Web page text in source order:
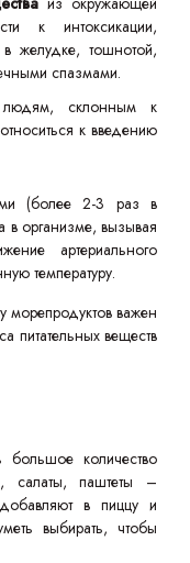
к интоксикации,
желудке, тошнотой,
спазмами.
склонным к
к введению
(более 2-3 раз в
в организме, вызывая
артериального
температуру.
морепродуктов важен
питательных веществ
большое количество
паштеты –
в пиццу и
выбирать, чтобы